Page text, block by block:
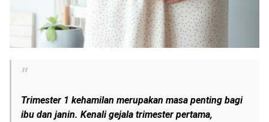
Trimester 1 kehamilan merupakan masa penting bagi
ibu dan janin. Kenali gejala trimester pertama,